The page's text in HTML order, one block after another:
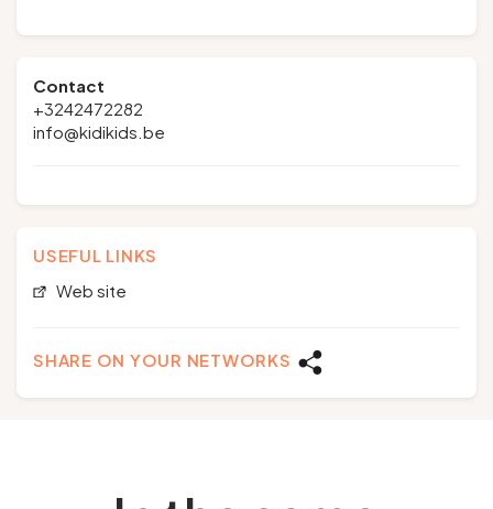
Contact
+3242472282
info@kidikids.be
USEFUL LINKS
Web site
SHARE ON YOUR NETWORKS